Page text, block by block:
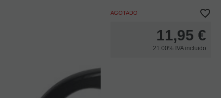
AGOTADO
11,95 €
21.00% IVA incluido